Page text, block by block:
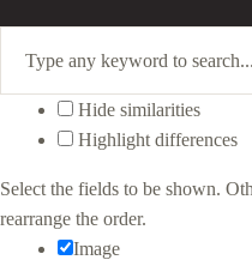
Hide similarities
Highlight differences
Select the fields to be shown.
rearrange the order.
Image